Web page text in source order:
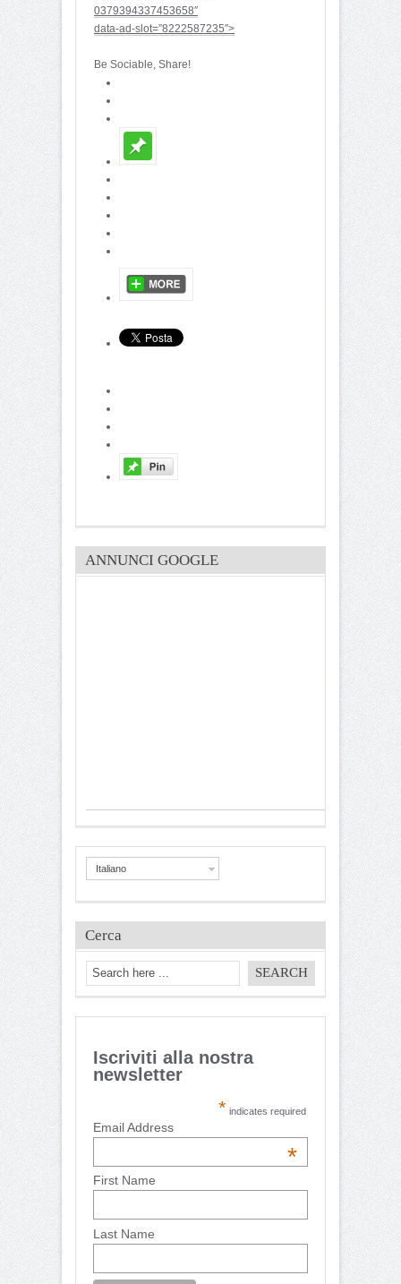
0379394337453658″
data-ad-slot=”8222587235″>
Be Sociable, Share!
ANNUNCI GOOGLE
Italiano
Cerca
Iscriviti alla nostra
newsletter
* indicates required
Email Address
*
First Name
Last Name